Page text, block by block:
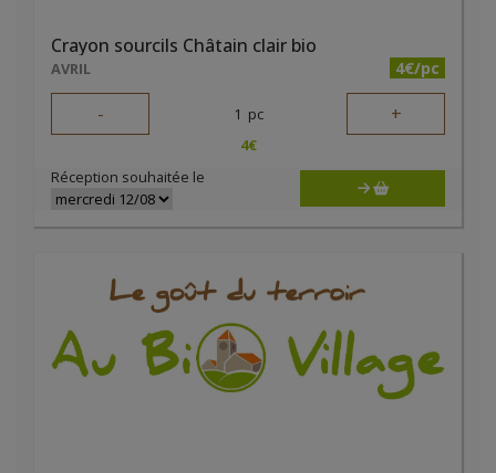
Crayon sourcils Châtain clair bio
AVRIL 4€/pc
- 1 pc +
4€
Réception souhaitée le